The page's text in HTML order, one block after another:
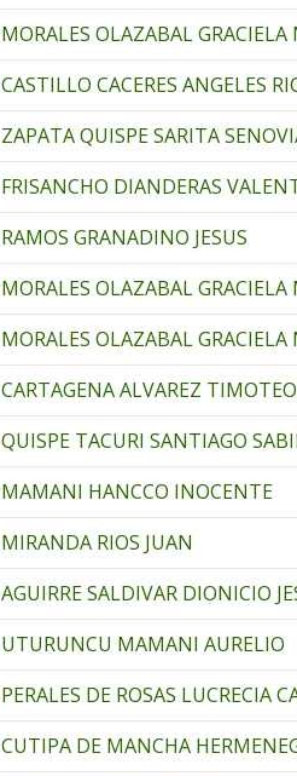
MORALES OLAZABAL
CASTILLO CACERES ANGELES
ZAPATA QUISPE SARITA
FRISANCHO DIANDERAS
RAMOS GRANADINO JESUS
MORALES OLAZABAL
MORALES OLAZABAL
CARTAGENA ALVAREZ TIMOTEO
QUISPE TACURI SANTIAGO
MAMANI HANCCO INOCENTE
MIRANDA RIOS JUAN
AGUIRRE SALDIVAR DIONICIO
UTURUNCU MAMANI AURELIO
PERALES DE ROSAS LUCRECIA
CUTIPA DE MANCHA